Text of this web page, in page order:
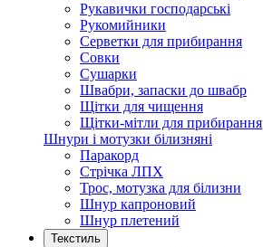
Рукавички господарські
Рукомийники
Серветки для прибирання
Совки
Сушарки
Швабри, запаски до швабр
Щітки для чищення
Щітки-мітли для прибирання
Шнури і мотузки білизняні
Паракорд
Стрічка ЛПХ
Трос, мотузка для білизни
Шнур капроновий
Шнур плетений
Текстиль